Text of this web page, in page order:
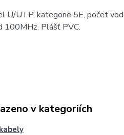
U/UTP, kategorie 5E, počet
100MHz. Plášť PVC.
v kategoriích